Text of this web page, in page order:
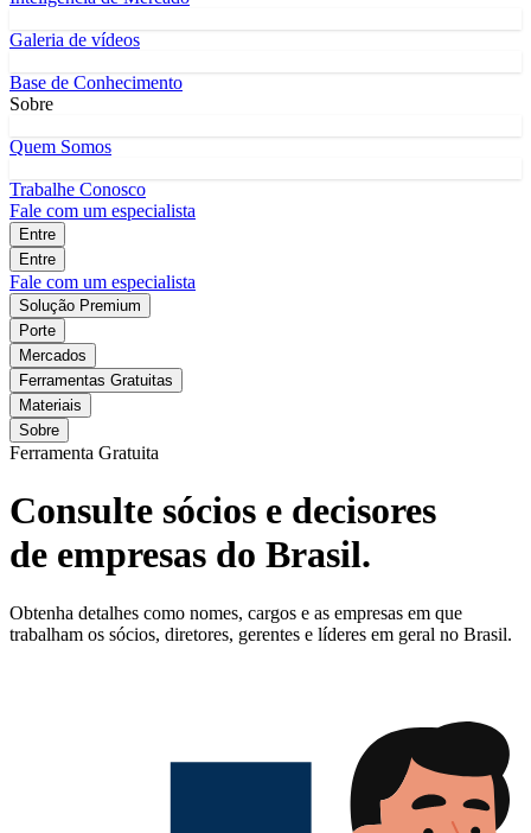
Galeria de vídeos
Base de Conhecimento
Sobre
Quem Somos
Trabalhe Conosco
Fale com um especialista
Entre
Entre
Fale com um especialista
Solução Premium
Porte
Mercados
Ferramentas Gratuitas
Materiais
Sobre
Ferramenta Gratuita
Consulte sócios e decisores
de empresas do Brasil.
Obtenha detalhes como nomes, cargos e as empresas em que
trabalham os sócios, diretores, gerentes e líderes em geral no Brasil.